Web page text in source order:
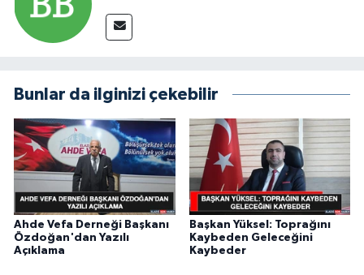
Bunlar da ilginizi çekebilir
Ahde Vefa Derneği Başkanı
Özdoğan'dan Yazılı
Açıklama
Başkan Yüksel: Toprağını
Kaybeden Geleceğini
Kaybeder